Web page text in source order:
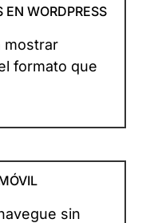
EN WORDPRESS
mostrar
formato que
sin